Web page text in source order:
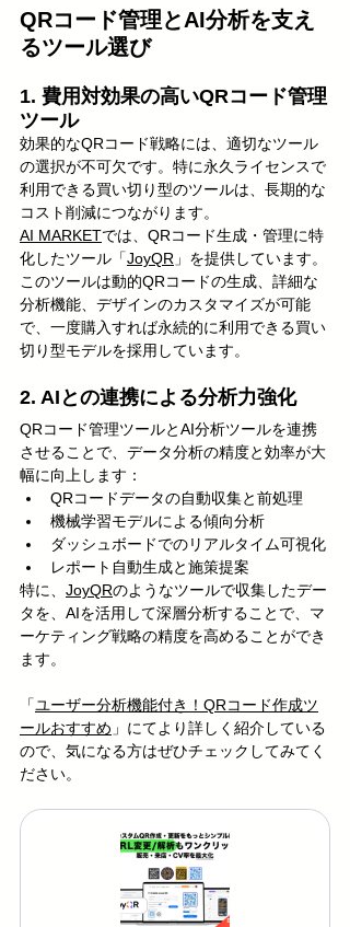
QRコード管理とAI分析を支え
るツール選び
1. 費用対効果の高いQRコード管理
ツール
効果的なQRコード戦略には、適切なツール
の選択が不可欠です。特に永久ライセンスで
利用できる買い切り型のツールは、長期的な
コスト削減につながります。
AI MARKETでは、QRコード生成・管理に特
化したツール「JoyQR 」を提供しています。
このツールは動的QRコードの生成、詳細な
分析機能、デザインのカスタマイズが可能
で、一度購入すれば永続的に利用できる買い
切り型モデルを採用しています。
2. AIとの連携による分析力強化
QRコード管理ツールとAI分析ツールを連携
させることで、データ分析の精度と効率が大
幅に向上します：
QRコードデータの自動収集と前処理
機械学習モデルによる傾向分析
ダッシュボードでのリアルタイム可視化
レポート自動生成と施策提案
特に、 JoyQRのようなツールで収集したデー
タを、AIを活用して深層分析することで、マ
ーケティング戦略の精度を高めることができ
ます。
「ユーザー分析機能付き！QRコード作成ツ
ールおすすめ 」にてより詳しく紹介している
ので、気になる方はぜひチェックしてみてく
ださい。